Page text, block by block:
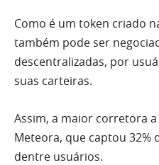
Como é um token criado
também pode ser
descentralizadas, por
suas carteiras.
Assim, a maior corretora
Meteora, que captou 32%
dentre usuários.